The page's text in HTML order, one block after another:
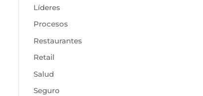
Líderes
Procesos
Restaurantes
Retail
Salud
Seguro